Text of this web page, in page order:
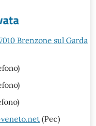
Brenzone sul Garda
(Pec)